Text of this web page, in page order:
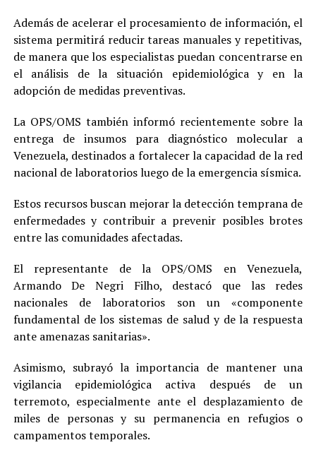
Además de acelerar el procesamiento de información, el
sistema permitirá reducir tareas manuales y repetitivas,
de manera que los especialistas puedan concentrarse en
el análisis de la situación epidemiológica y en la
adopción de medidas preventivas.
La OPS/OMS también informó recientemente sobre la
entrega de insumos para diagnóstico molecular a
Venezuela, destinados a fortalecer la capacidad de la red
nacional de laboratorios luego de la emergencia sísmica.
Estos recursos buscan mejorar la detección temprana de
enfermedades y contribuir a prevenir posibles brotes
entre las comunidades afectadas.
El representante de la OPS/OMS en Venezuela,
Armando De Negri Filho, destacó que las redes
nacionales de laboratorios son un «componente
fundamental de los sistemas de salud y de la respuesta
ante amenazas sanitarias».
Asimismo, subrayó la importancia de mantener una
vigilancia epidemiológica activa después de un
terremoto, especialmente ante el desplazamiento de
miles de personas y su permanencia en refugios o
campamentos temporales.